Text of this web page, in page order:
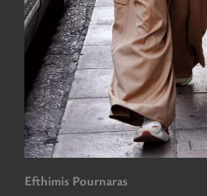
Efthimis Pournaras